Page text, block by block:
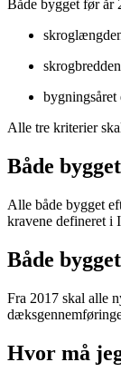
Både bygget før år
bygningsåret
Alle tre kriterier
Både
Alle både bygget
kravene defineret i
Både
Fra 2017 skal alle
Hvor må